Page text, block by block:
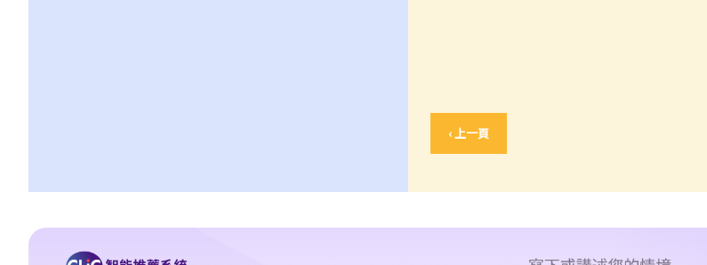
‹ 上一頁
2. 傳訊令狀